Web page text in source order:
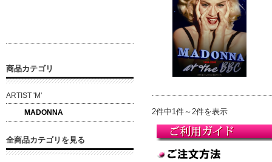
2件中1件～2件を表示
商品カテゴリ
ARTIST 'M'
MADONNA
全商品カテゴリを見る